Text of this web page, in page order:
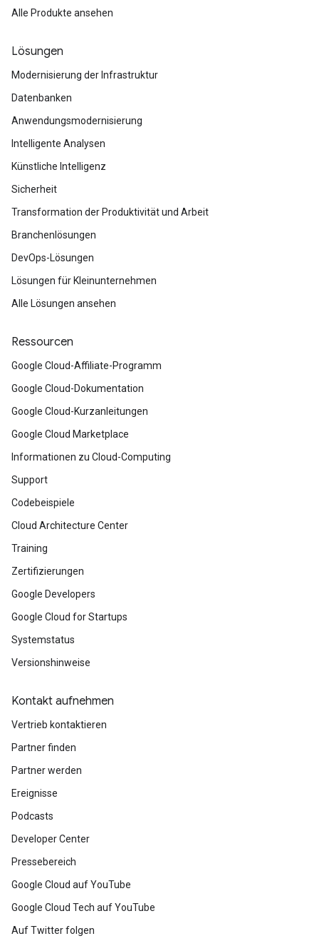
Alle Produkte ansehen
Lösungen
Modernisierung der Infrastruktur
Datenbanken
Anwendungsmodernisierung
Intelligente Analysen
Künstliche Intelligenz
Sicherheit
Transformation der Produktivität und Arbeit
Branchenlösungen
DevOps-Lösungen
Lösungen für Kleinunternehmen
Alle Lösungen ansehen
Ressourcen
Google Cloud-Affiliate-Programm
Google Cloud-Dokumentation
Google Cloud-Kurzanleitungen
Google Cloud Marketplace
Informationen zu Cloud-Computing
Support
Codebeispiele
Cloud Architecture Center
Training
Zertifizierungen
Google Developers
Google Cloud for Startups
Systemstatus
Versionshinweise
Kontakt aufnehmen
Vertrieb kontaktieren
Partner finden
Partner werden
Ereignisse
Podcasts
Developer Center
Pressebereich
Google Cloud auf YouTube
Google Cloud Tech auf YouTube
Auf Twitter folgen